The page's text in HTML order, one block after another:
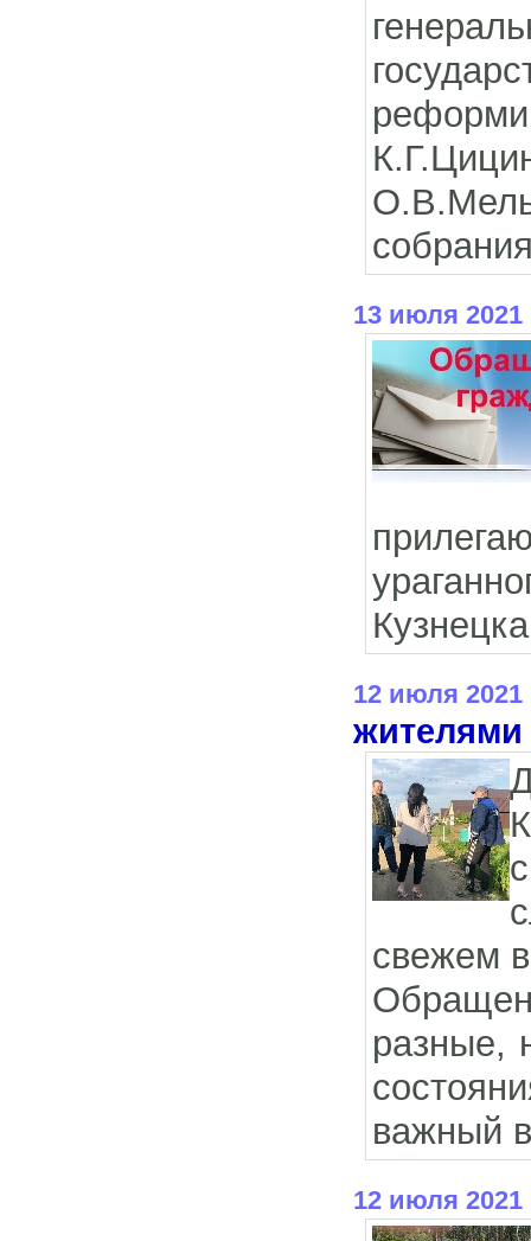
13 июля 2021
12 июля 2021
жителями
свежем
разные,
важный
12 июля 2021